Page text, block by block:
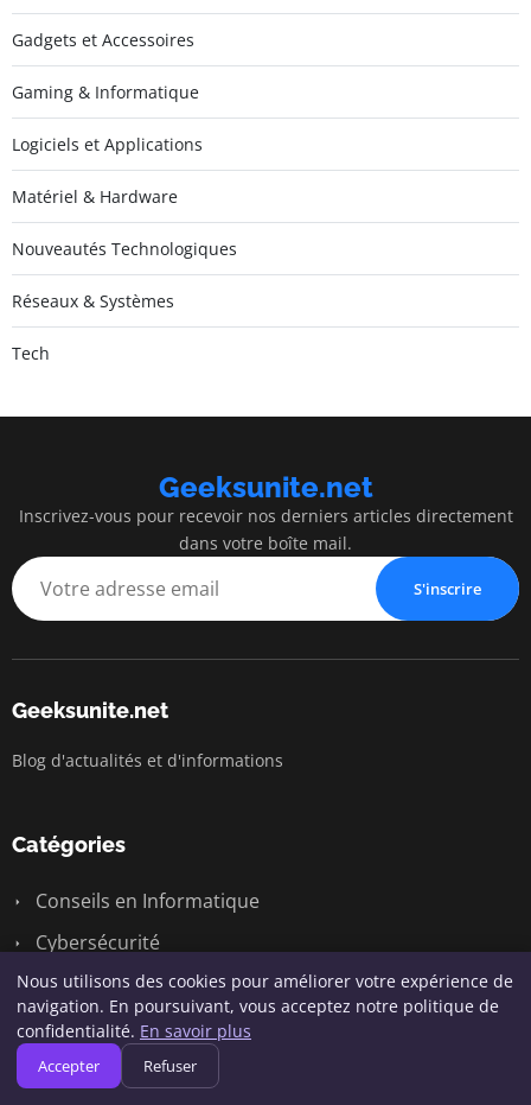
Gadgets et Accessoires
Gaming & Informatique
Logiciels et Applications
Matériel & Hardware
Nouveautés Technologiques
Réseaux & Systèmes
Tech
Geeksunite.net
Inscrivez-vous pour recevoir nos derniers articles directement
dans votre boîte mail.
S'inscrire
Geeksunite.net
Blog d'actualités et d'informations
Catégories
Conseils en Informatique
Cybersécurité
Développement & Programmation
Gadgets et Accessoires
Gaming & Informatique
Nous utilisons des cookies pour améliorer votre expérience de
navigation. En poursuivant, vous acceptez notre politique de
confidentialité. En savoir plus
Accepter Refuser